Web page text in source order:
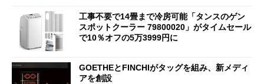
工事不要で14畳まで冷房可能「タンスのゲン
スポットクーラー 79800020」がタイムセール
で10％オフの5万3999円に
GOETHEとFINCHIがタッグを組み、新メディ
アを創設